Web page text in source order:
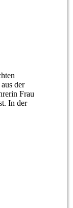
der
Frau
In der